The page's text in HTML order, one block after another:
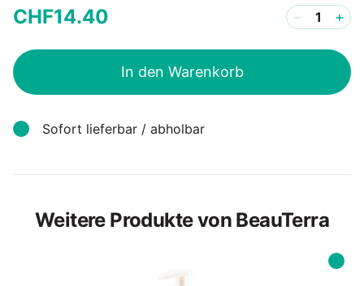
CHF14.40 − +
In den Warenkorb
Sofort lieferbar / abholbar
Weitere Produkte von BeauTerra